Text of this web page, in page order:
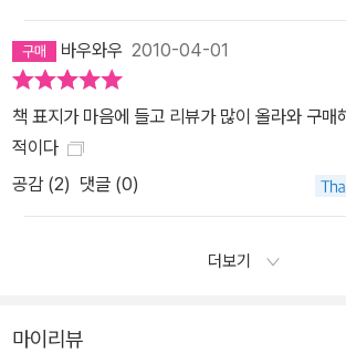
바우와우 2010-04-01
책 표지가 마음에 들고 리뷰가 많이 올라와 구매
적이다
공감 (2) 댓글 (0)
더보기
마이리뷰